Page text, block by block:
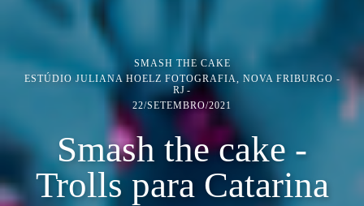
SMASH THE CAKE
ESTÚDIO JULIANA HOELZ FOTOGRAFIA, NOVA FRIBURGO -
RJ
22/SETEMBRO/2021
Smash the cake -
Trolls para Catarina